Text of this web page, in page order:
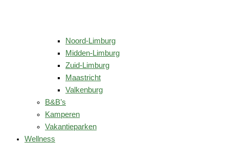
Noord-Limburg
Midden-Limburg
Zuid-Limburg
Maastricht
Valkenburg
B&B’s
Kamperen
Vakantieparken
Wellness